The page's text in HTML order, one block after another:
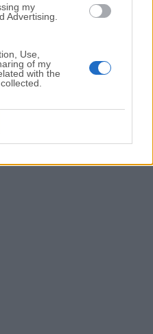
my
Advertising.
Use,
of my
with the
2.53.11.1
en FileHorse? (